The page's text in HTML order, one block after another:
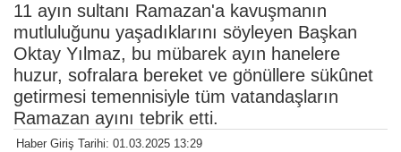
11 ayın sultanı Ramazan'a kavuşmanın
mutluluğunu yaşadıklarını söyleyen Başkan
Oktay Yılmaz, bu mübarek ayın hanelere
huzur, sofralara bereket ve gönüllere sükûnet
getirmesi temennisiyle tüm vatandaşların
Ramazan ayını tebrik etti.
Haber Giriş Tarihi: 01.03.2025 13:29